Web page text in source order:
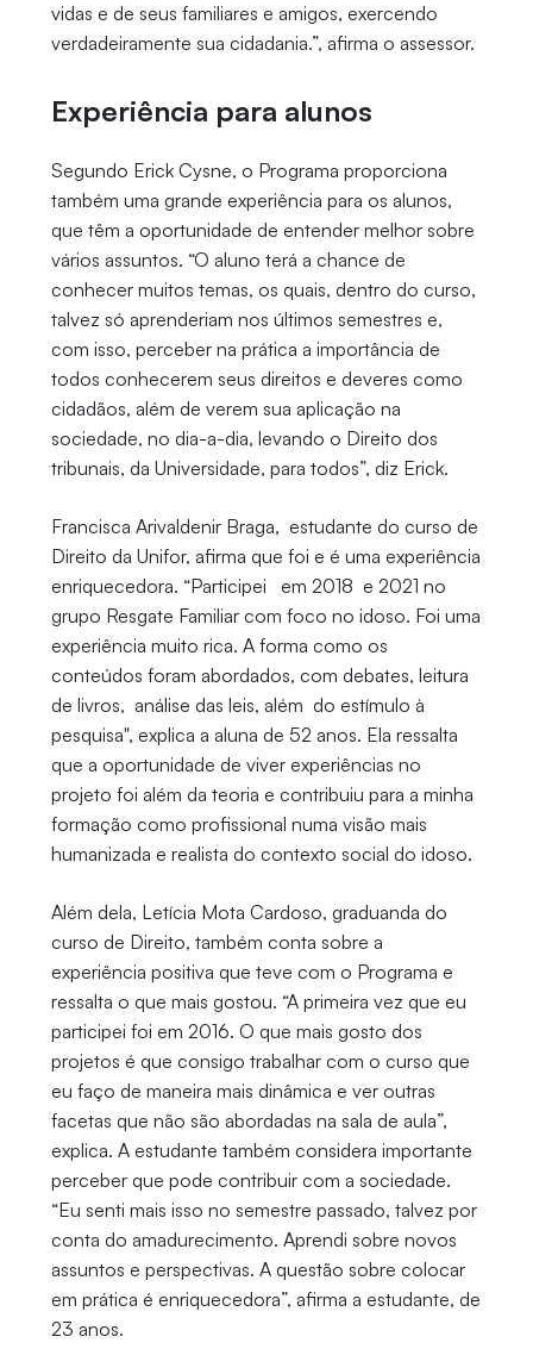
vidas e de seus familiares e amigos, exercendo
verdadeiramente sua cidadania.”, afirma o assessor.
Experiência para alunos
Segundo Erick Cysne, o Programa proporciona
também uma grande experiência para os alunos,
que têm a oportunidade de entender melhor sobre
vários assuntos. “O aluno terá a chance de
conhecer muitos temas, os quais, dentro do curso,
talvez só aprenderiam nos últimos semestres e,
com isso, perceber na prática a importância de
todos conhecerem seus direitos e deveres como
cidadãos, além de verem sua aplicação na
sociedade, no dia-a-dia, levando o Direito dos
tribunais, da Universidade, para todos”, diz Erick.
Francisca Arivaldenir Braga, estudante do curso de
Direito da Unifor, afirma que foi e é uma experiência
enriquecedora. “Participei em 2018 e 2021 no
grupo Resgate Familiar com foco no idoso. Foi uma
experiência muito rica. A forma como os
conteúdos foram abordados, com debates, leitura
de livros, análise das leis, além do estímulo à
pesquisa", explica a aluna de 52 anos. Ela ressalta
que a oportunidade de viver experiências no
projeto foi além da teoria e contribuiu para a minha
formação como profissional numa visão mais
humanizada e realista do contexto social do idoso.
Além dela, Letícia Mota Cardoso, graduanda do
curso de Direito, também conta sobre a
experiência positiva que teve com o Programa e
ressalta o que mais gostou. “A primeira vez que eu
participei foi em 2016. O que mais gosto dos
projetos é que consigo trabalhar com o curso que
eu faço de maneira mais dinâmica e ver outras
facetas que não são abordadas na sala de aula”,
explica. A estudante também considera importante
perceber que pode contribuir com a sociedade.
“Eu senti mais isso no semestre passado, talvez por
conta do amadurecimento. Aprendi sobre novos
assuntos e perspectivas. A questão sobre colocar
em prática é enriquecedora”, afirma a estudante, de
23 anos.